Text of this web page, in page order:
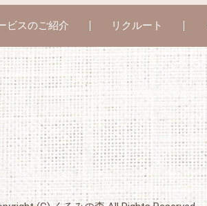
ビスのご紹介 リクルート